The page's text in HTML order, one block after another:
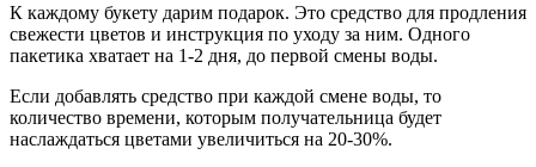
К каждому букету дарим подарок. Это средство для продления
свежести цветов и инструкция по уходу за ним. Одного
пакетика хватает на 1-2 дня, до первой смены воды.
Если добавлять средство при каждой смене воды, то
количество времени, которым получательница будет
наслаждаться цветами увеличиться на 20-30%.